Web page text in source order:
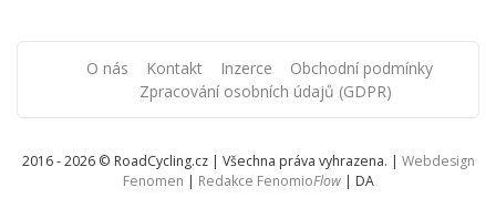
O nás Kontakt Inzerce
Obchodní podmínky
Zpracování osobních údajů (GDPR)
2016 - 2026 © RoadCycling.cz | Všechna práva vyhrazena. | Webdesign
Fenomen | Redakce FenomioFlow| DA